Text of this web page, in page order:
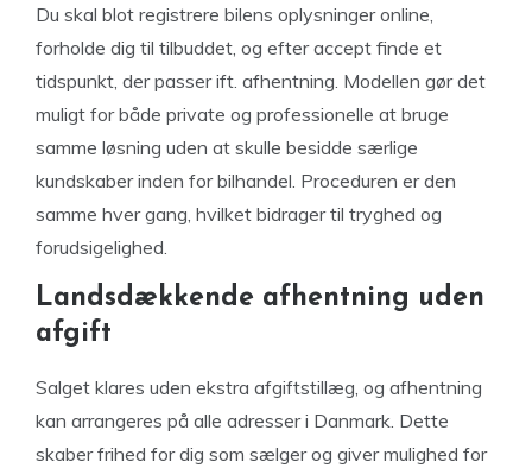
Du skal blot registrere bilens oplysninger online,
forholde dig til tilbuddet, og efter accept finde et
tidspunkt, der passer ift. afhentning. Modellen gør det
muligt for både private og professionelle at bruge
samme løsning uden at skulle besidde særlige
kundskaber inden for bilhandel. Proceduren er den
samme hver gang, hvilket bidrager til tryghed og
forudsigelighed.
Landsdækkende afhentning uden
afgift
Salget klares uden ekstra afgiftstillæg, og afhentning
kan arrangeres på alle adresser i Danmark. Dette
skaber frihed for dig som sælger og giver mulighed for